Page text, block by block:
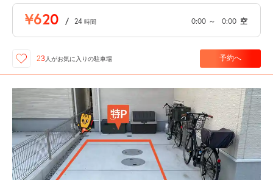
¥620 / 24 時間 0:00 ～ 0:00 空
23 人がお気に入りの駐車場 予約へ